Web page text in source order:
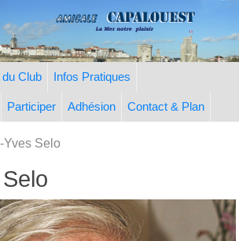
du Club Infos Pratiques
Participer Adhésion Contact & Plan
Yves Selo
cookies